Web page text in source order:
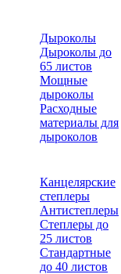
Дыроколы
Дыроколы до
65 листов
Мощные
дыроколы
Расходные
материалы для
дыроколов
Канцелярские
степлеры
Антистеплеры
Степлеры до
25 листов
Стандартные
до 40 листов